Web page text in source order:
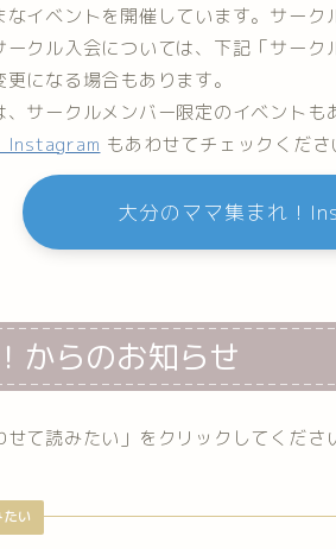
なイベントを開催しています。サーク
ークル入会については、下記「サーク
になる場合もあります。
サークルメンバー限定のイベントも
Instagram もあわせてチェックくださ
大分のママ集まれ！
からのお知らせ
て読みたい」をクリックしてくださ